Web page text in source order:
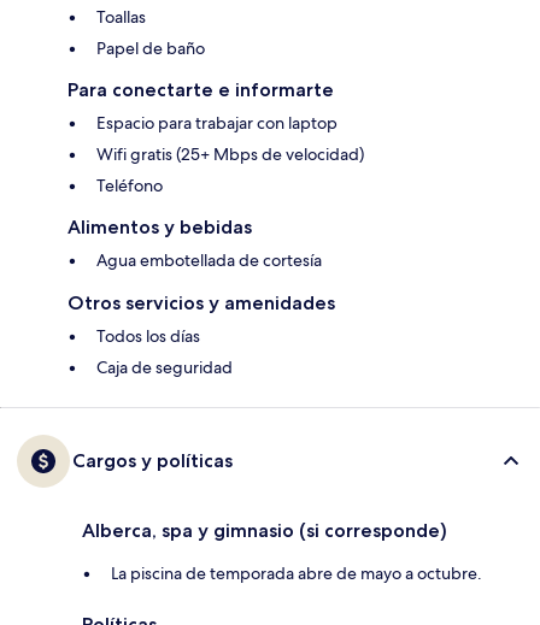
Toallas
Papel de baño
Para conectarte e informarte
Espacio para trabajar con laptop
Wifi gratis (25+ Mbps de velocidad)
Teléfono
Alimentos y bebidas
Agua embotellada de cortesía
Otros servicios y amenidades
Todos los días
Caja de seguridad
Cargos y políticas
Alberca, spa y gimnasio (si corresponde)
La piscina de temporada abre de mayo a octubre.